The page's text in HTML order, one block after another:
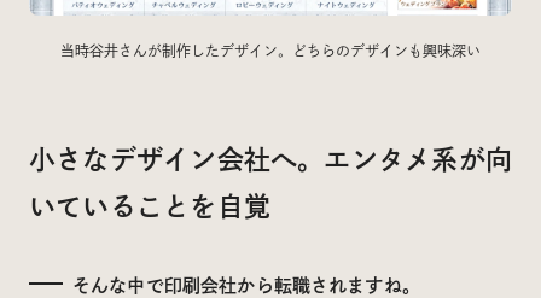
当時谷井さんが制作したデザイン。どちらのデザインも興味深い
小さなデザイン会社へ。エンタメ系が向
いていることを自覚
そんな中で印刷会社から転職されますね。